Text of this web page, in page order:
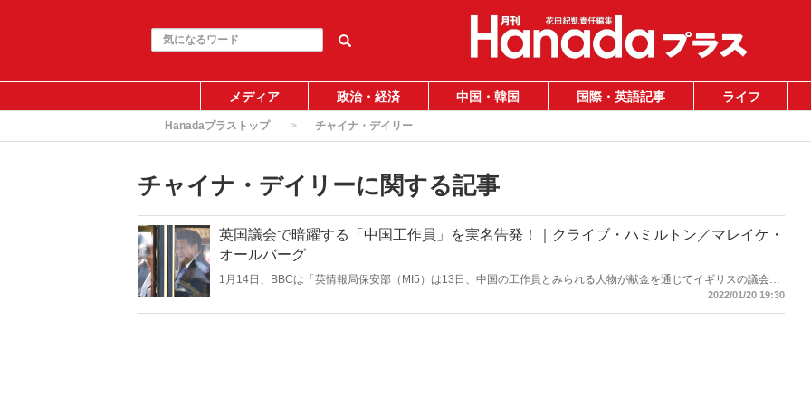
メディア 政治・経済 中国・韓国 国際・英語記事 ライフ
Hanadaプラストップ チャイナ・デイリー
チャイナ・デイリーに関する記事
英国議会で暗躍する「中国工作員」を実名告発！｜クライブ・ハミルトン／マレイケ・
オールバーグ
1月14日、BBCは「英情報局保安部（MI5）は13日、中国の工作員とみられる人物が献金を通じてイギリスの議会に
食い込み、政治に介入しているとする、異例の警告を発した」と報道。ロンドンの中国大使館は「私たちはいかなる
2022/01/20 19:30